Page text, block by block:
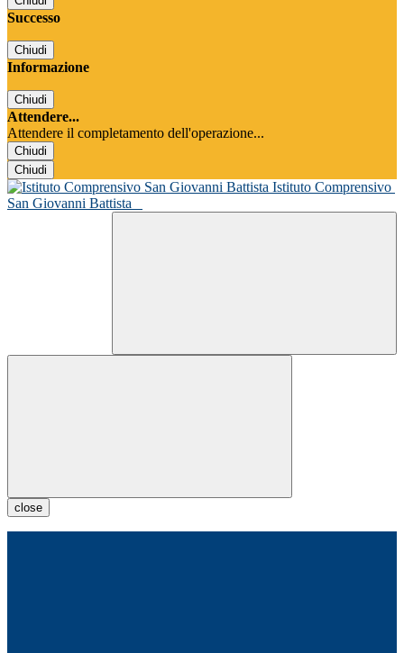
Successo
Chiudi
Informazione
Chiudi
Attendere...
Attendere il completamento dell'operazione...
Chiudi
Chiudi
Istituto Comprensivo
San Giovanni Battista
close